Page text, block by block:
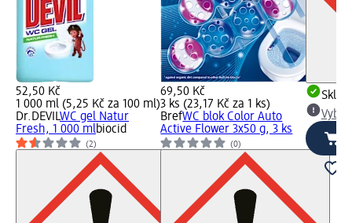
52,50 Kč
1 000 ml (5,25 Kč za 100 ml)
Dr.DEVILWC gel Natur
Fresh, 1 000 mlbiocid
(2)
69,50 Kč
3 ks (23,17 Kč za 1 ks)
BrefWC blok Color Auto
Active Flower 3x50 g, 3 ks
(0)